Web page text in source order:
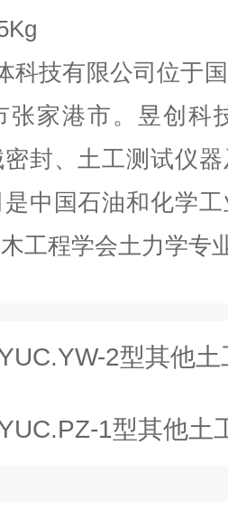
科技有限公司位于
张家港市。昱创科
封、土工测试仪
中国石油和化学
工程学会土力学专
2型其他
1型其他土